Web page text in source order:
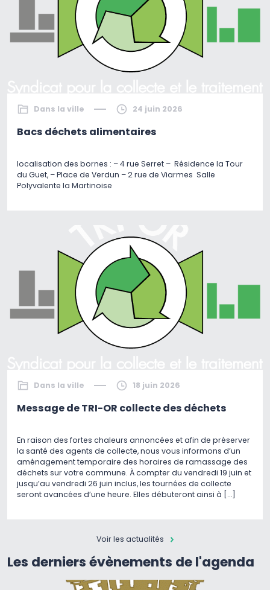
Dans la ville 24 juin 2026
Bacs déchets alimentaires
localisation des bornes : – 4 rue Serret – Résidence la Tour
du Guet, – Place de Verdun – 2 rue de Viarmes Salle
Polyvalente la Martinoise
Dans la ville 18 juin 2026
Message de TRI-OR collecte des déchets
En raison des fortes chaleurs annoncées et afin de préserver
la santé des agents de collecte, nous vous informons d’un
aménagement temporaire des horaires de ramassage des
déchets sur votre commune. À compter du vendredi 19 juin et
jusqu’au vendredi 26 juin inclus, les tournées de collecte
seront avancées d’une heure. Elles débuteront ainsi à […]
Voir les actualités
Les derniers évènements de l'agenda